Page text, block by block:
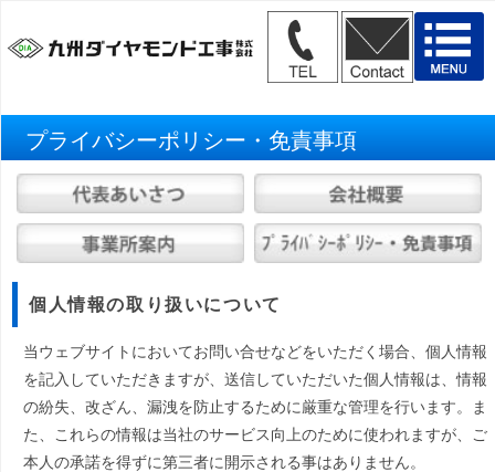
プライバシーポリシー・免責事項
個人情報の取り扱いについて
当ウェブサイトにおいてお問い合せなどをいただく場合、個人情報
を記入していただきますが、送信していただいた個人情報は、情報
の紛失、改ざん、漏洩を防止するために厳重な管理を行います。ま
た、これらの情報は当社のサービス向上のために使われますが、ご
本人の承諾を得ずに第三者に開示される事はありません。